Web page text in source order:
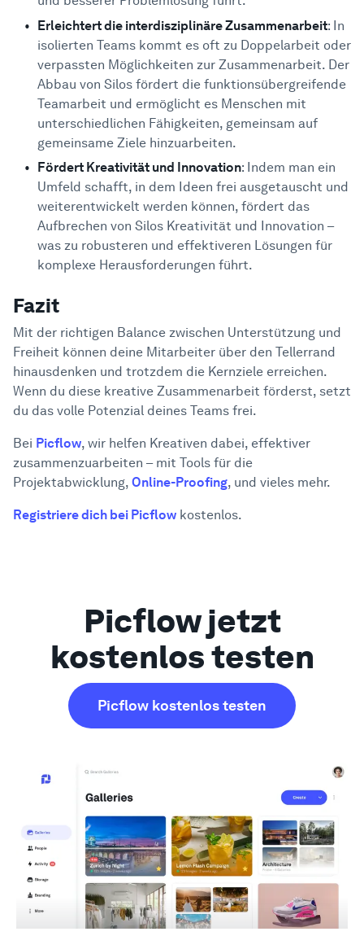
Erleichtert die interdisziplinäre Zusammenarbeit: In
isolierten Teams kommt es oft zu Doppelarbeit oder
verpassten Möglichkeiten zur Zusammenarbeit. Der
Abbau von Silos fördert die funktionsübergreifende
Teamarbeit und ermöglicht es Menschen mit
unterschiedlichen Fähigkeiten, gemeinsam auf
gemeinsame Ziele hinzuarbeiten.
Fördert Kreativität und Innovation: Indem man ein
Umfeld schafft, in dem Ideen frei ausgetauscht und
weiterentwickelt werden können, fördert das
Aufbrechen von Silos Kreativität und Innovation –
was zu robusteren und effektiveren Lösungen für
komplexe Herausforderungen führt.
Fazit
Mit der richtigen Balance zwischen Unterstützung und
Freiheit können deine Mitarbeiter über den Tellerrand
hinausdenken und trotzdem die Kernziele erreichen.
Wenn du diese kreative Zusammenarbeit förderst, setzt
du das volle Potenzial deines Teams frei.
Bei Picflow, wir helfen Kreativen dabei, effektiver
zusammenzuarbeiten – mit Tools für die
Projektabwicklung, Online-Proofing, und vieles mehr.
Registriere dich bei Picflow kostenlos.
Picflow jetzt
kostenlos testen
Picflow kostenlos testen